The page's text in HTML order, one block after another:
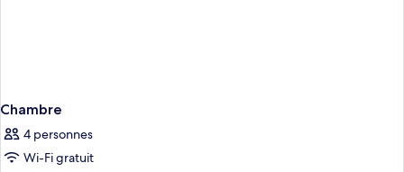
Chambre
4 personnes
Wi-Fi gratuit